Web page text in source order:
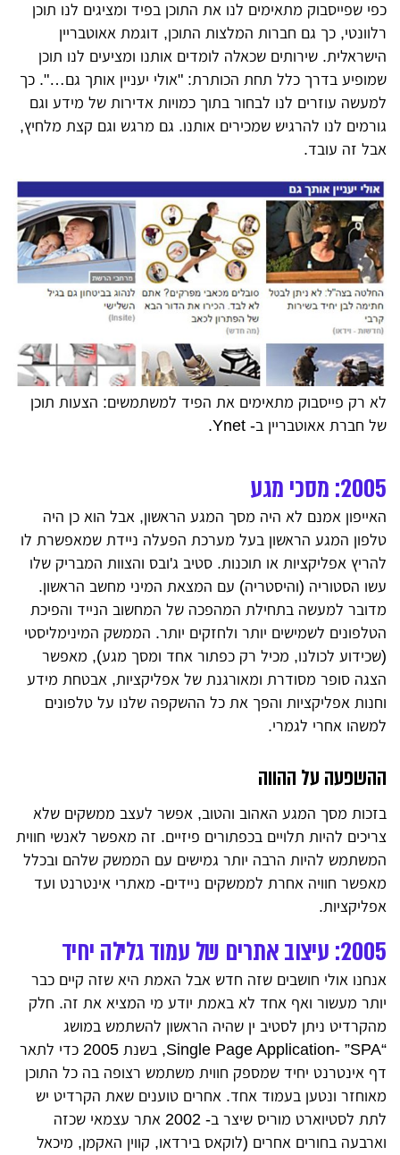
כפי שפייסבוק מתאימים לנו את התוכן בפיד ומציגים לנו תוכן
רלוונטי, כך גם חברות המלצות התוכן, דוגמת אאוטבריין
הישראלית. שירותים שכאלה לומדים אותנו ומציעים לנו תוכן
שמופיע בדרך כלל תחת הכותרת: "אולי יעניין אותך גם…". כך
למעשה עוזרים לנו לבחור בתוך כמויות אדירות של מידע וגם
גורמים לנו להרגיש שמכירים אותנו. גם מרגש וגם קצת מלחיץ,
אבל זה עובד.
לא רק פייסבוק מתאימים את הפיד למשתמשים: הצעות תוכן
של חברת אאוטבריין ב- Ynet.
2005: מסכי מגע
האייפון אמנם לא היה מסך המגע הראשון, אבל הוא כן היה
טלפון המגע הראשון בעל מערכת הפעלה ניידת שמאפשרת לו
להריץ אפליקציות או תוכנות. סטיב ג'ובס והצוות המבריק שלו
עשו הסטוריה (והיסטריה) עם המצאת המיני מחשב הראשון.
מדובר למעשה בתחילת המהפכה של המחשוב הנייד והפיכת
הטלפונים לשמישים יותר ולחזקים יותר. הממשק המינימליסטי
(שכידוע לכולנו, מכיל רק כפתור אחד ומסך מגע), מאפשר
הצגה סופר מסודרת ומאורגנת של אפליקציות, אבטחת מידע
וחנות אפליקציות והפך את כל ההשקפה שלנו על טלפונים
למשהו אחרי לגמרי.
ההשפעה על ההווה
בזכות מסך המגע האהוב והטוב, אפשר לעצב ממשקים שלא
צריכים להיות תלויים בכפתורים פיזיים. זה מאפשר לאנשי חווית
המשתמש להיות הרבה יותר גמישים עם הממשק שלהם ובכלל
מאפשר חוויה אחרת לממשקים ניידים- מאתרי אינטרנט ועד
אפליקציות.
2005: עיצוב אתרים של עמוד גלילה יחיד
אנחנו אולי חושבים שזה חדש אבל האמת היא שזה קיים כבר
יותר מעשור ואף אחד לא באמת יודע מי המציא את זה. חלק
מהקרדיט ניתן לסטיב ין שהיה הראשון להשתמש במושג
“Single Page Application- ”SPA, בשנת 2005 כדי לתאר
דף אינטרנט יחיד שמספק חווית משתמש רצופה בה כל התוכן
מאוחזר ונטען בעמוד אחד. אחרים טוענים שאת הקרדיט יש
לתת לסטיוארט מוריס שיצר ב- 2002 אתר עצמאי שכזה
וארבעה בחורים אחרים (לוקאס בירדאו, קווין האקמן, מיכאל